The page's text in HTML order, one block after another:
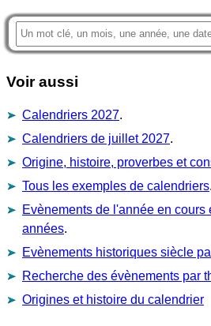
Voir aussi
Calendriers 2027.
Calendriers de juillet 2027.
Origine, histoire, proverbes et
Tous les exemples de calendriers.
Evènements de l'année en cours
années.
Evènements historiques siècle
Recherche des évènements par
Origines et histoire du calendrier